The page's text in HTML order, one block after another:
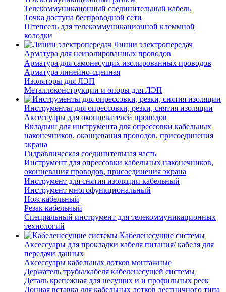
Телекоммуникацонный соединительный кабель
Точка доступа беспроводной сети
Штепсель для телекоммуникационной клеммной
колодки
Линии электропередач
Арматура для неизолированных проводов
Арматура для самонесущих изолированных проводов
Арматура линейно-сцепная
Изоляторы для ЛЭП
Металлоконструкции и опоры для ЛЭП
Инструменты для опрессовки, резки, снятия изоляции
Аксессуары для оконцевателей проводов
Вкладыш для инструмента для опрессовки кабельных
наконечников, оконцевания проводов, присоединения
экрана
Гидравлическая соединительная часть
Инструмент для опрессовки кабельных наконечников,
оконцевания проводов, присоединения экрана
Инструмент для снятия изоляции кабельный
Инструмент многофункциональный
Нож кабельный
Резак кабельный
Специальный инструмент для телекоммуникационных
технологий
Кабеленесущие системы
Аксессуары для прокладки кабеля питания/ кабеля для
передачи данных
Аксессуары кабельных лотков монтажные
Держатель трубы/кабеля кабеленесущей системы
Деталь крепежная для несущих и и профильных реек
Донная вставка для кабельных лотков лестничного типа